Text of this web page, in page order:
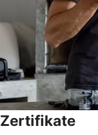
Zertifikate